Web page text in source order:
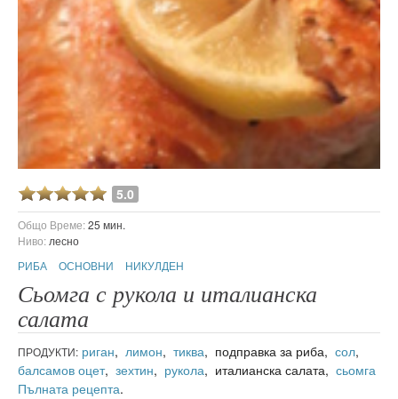
5.0
Общо Време:25 мин.
Ниво: лесно
РИБА
ОСНОВНИ НИКУЛДЕН
Сьомга с рукола и италианска
салата
ПРОДУКТИ: риган, лимон, тиква, подправка за риба, сол,
балсамов оцет, зехтин, рукола, италианска салата, сьомга
Пълната рецепта.